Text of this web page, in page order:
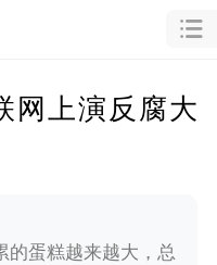
网上演反腐大
的蛋糕越来越大，总